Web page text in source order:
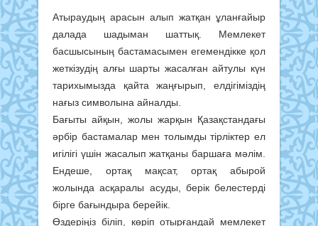
Атыраудың арасын алып жатқан ұланғайыр
далада шадыман шаттық. Мемлекет
басшысының бастамасымен егемендікке қол
жеткізудің алғы шарты жасалған айтулы күн
тарихымызда қайта жаңғырып, елдігіміздің
нағыз символына айналды.
Бағыты айқын, жолы жарқын Қазақстандағы
әрбір бастамалар мен толымды тірліктер ел
игілігі үшін жасалып жатқаны баршаға мәлім.
Ендеше, ортақ мақсат, ортақ абырой
жолында асқаралы асуды, берік белестерді
бірге бағындыра берейік.
Өздеріңіз біліп, көріп отырғандай мемлекет